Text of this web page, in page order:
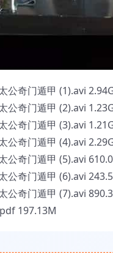
公奇门遁甲 (1).avi
公奇门遁甲 (2).avi
公奇门遁甲 (3).avi
公奇门遁甲 (4).avi
公奇门遁甲 (5).avi
公奇门遁甲 (6).avi
公奇门遁甲 (7).avi
197.13M